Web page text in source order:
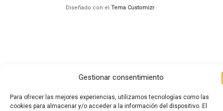
Gestionar consentimiento
Para ofrecer las mejores experiencias, utilizamos tecnologías como las
cookies para almacenar y/o acceder a la información del dispositivo. El
Diseñado con el Tema Customizr·